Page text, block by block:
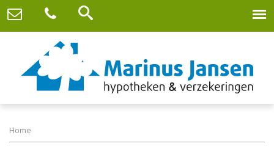
Home